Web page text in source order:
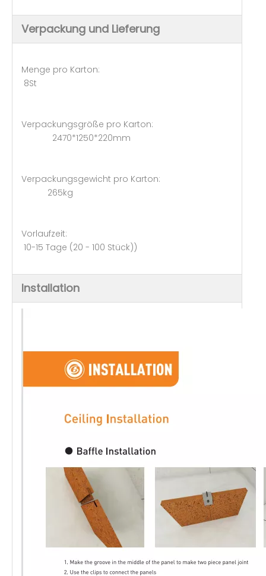
Verpackung und Lieferung
Menge pro Karton:
8St
Verpackungsgröße pro Karton:
2470*1250*220mm
Verpackungsgewicht pro Karton:
265kg
Vorlaufzeit:
10-15 Tage (20 - 100 Stück))
Installation